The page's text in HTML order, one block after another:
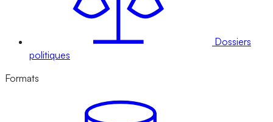
Dossiers
politiques
Formats